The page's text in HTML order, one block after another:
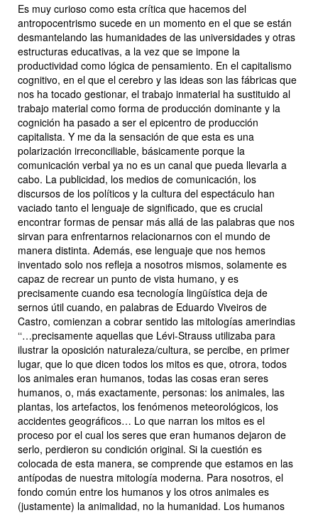
Es muy curioso como esta crítica que hacemos del
antropocentrismo sucede en un momento en el que se están
desmantelando las humanidades de las universidades y otras
estructuras educativas, a la vez que se impone la
productividad como lógica de pensamiento. En el capitalismo
cognitivo, en el que el cerebro y las ideas son las fábricas que
nos ha tocado gestionar, el trabajo inmaterial ha sustituido al
trabajo material como forma de producción dominante y la
cognición ha pasado a ser el epicentro de producción
capitalista. Y me da la sensación de que esta es una
polarización irreconciliable, básicamente porque la
comunicación verbal ya no es un canal que pueda llevarla a
cabo. La publicidad, los medios de comunicación, los
discursos de los políticos y la cultura del espectáculo han
vaciado tanto el lenguaje de significado, que es crucial
encontrar formas de pensar más allá de las palabras que nos
sirvan para enfrentarnos relacionarnos con el mundo de
manera distinta. Además, ese lenguaje que nos hemos
inventado solo nos refleja a nosotros mismos, solamente es
capaz de recrear un punto de vista humano, y es
precisamente cuando esa tecnología lingüística deja de
sernos útil cuando, en palabras de Eduardo Viveiros de
Castro, comienzan a cobrar sentido las mitologías amerindias
‘‘…precisamente aquellas que Lévi-Strauss utilizaba para
ilustrar la oposición naturaleza/cultura, se percibe, en primer
lugar, que lo que dicen todos los mitos es que, otrora, todos
los animales eran humanos, todas las cosas eran seres
humanos, o, más exactamente, personas: los animales, las
plantas, los artefactos, los fenómenos meteorológicos, los
accidentes geográficos… Lo que narran los mitos es el
proceso por el cual los seres que eran humanos dejaron de
serlo, perdieron su condición original. Si la cuestión es
colocada de esta manera, se comprende que estamos en las
antípodas de nuestra mitología moderna. Para nosotros, el
fondo común entre los humanos y los otros animales es
(justamente) la animalidad, no la humanidad. Los humanos